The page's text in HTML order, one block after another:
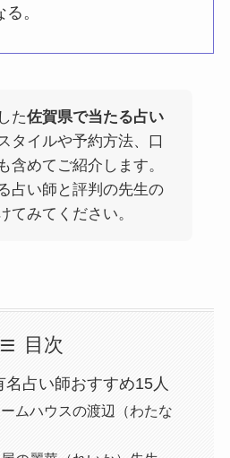
。
た佐賀県で当たる占い
タイルや予約方法、口
含めてご紹介します。
占い師と評判の先生の
てみてください。
目次
占い師おすすめ15人
ムハウスの渡辺（わたな